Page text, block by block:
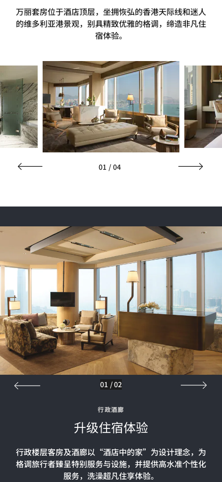
万丽套房位于酒店顶层，坐拥恢弘的香港天际线和迷人
的维多利亚港景观，别具精致优雅的格调，缔造非凡住
宿体验。
01 / 04
行政酒廊
升级住宿体验
行政楼层客房及酒廊以“酒店中的家”为设计理念，为
格调旅行者臻呈特别服务与设施，并提供高水准个性化
服务，洗澡超凡住享体验。
01 /02